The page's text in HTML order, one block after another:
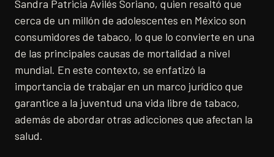
Sandra Patricia Avilés Soriano, quien resaltó que
cerca de un millón de adolescentes en México son
consumidores de tabaco, lo que lo convierte en una
de las principales causas de mortalidad a nivel
mundial. En este contexto, se enfatizó la
importancia de trabajar en un marco jurídico que
garantice a la juventud una vida libre de tabaco,
además de abordar otras adicciones que afectan la
salud.